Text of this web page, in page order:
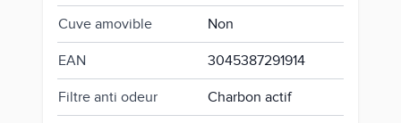
Cuve amovible Non
EAN 3045387291914
Filtre anti odeur Charbon actif